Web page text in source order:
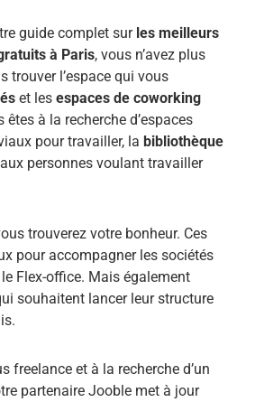
guide complet surles meilleurs
à Paris, vous n’avez plus
trouver l’espace qui vous
et les espaces de coworking
à la recherche d’espaces
pour travailler, la bibliothèque
personnes voulant travailler
trouverez votre bonheur. Ces
pour accompagner les sociétés
Flex-office. Mais également
souhaitent lancer leur structure
freelance et à la recherche d’un
partenaire Jooble met à jour